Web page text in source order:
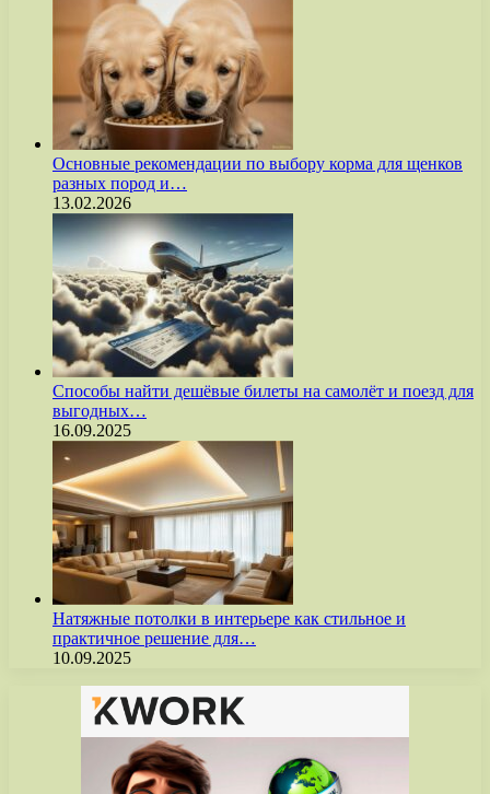
Основные рекомендации по выбору корма для щенков
разных пород и…
13.02.2026
Способы найти дешёвые билеты на самолёт и поезд для
выгодных…
16.09.2025
Натяжные потолки в интерьере как стильное и
практичное решение для…
10.09.2025